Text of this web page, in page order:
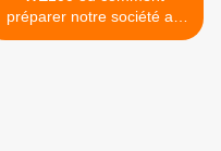
préparer notre société au
bien vieillir >